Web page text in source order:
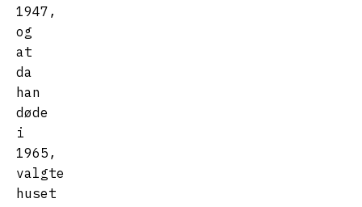
1947,
og
at
da
han
døde
i
1965,
valgte
huset